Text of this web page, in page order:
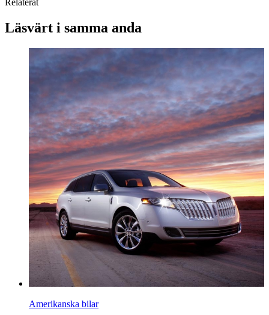
Relaterat
Läsvärt i samma anda
Amerikanska bilar